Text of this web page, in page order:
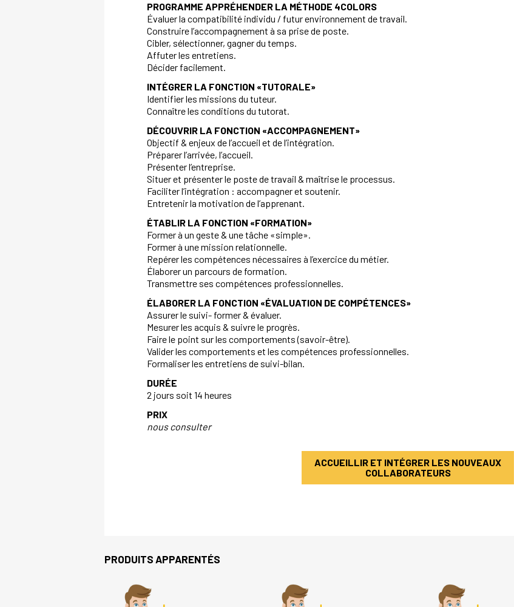
PROGRAMME APPRÉHENDER LA MÉTHODE 4COLORS
Évaluer la compatibilité individu / futur environnement de travail.
Construire l’accompagnement à sa prise de poste.
Cibler, sélectionner, gagner du temps.
Affuter les entretiens.
Décider facilement.
INTÉGRER LA FONCTION «TUTORALE»
Identifier les missions du tuteur.
Connaître les conditions du tutorat.
DÉCOUVRIR LA FONCTION «ACCOMPAGNEMENT»
Objectif & enjeux de l’accueil et de l’intégration.
Préparer l’arrivée, l’accueil.
Présenter l’entreprise.
Situer et présenter le poste de travail & maîtrise le processus.
Faciliter l’intégration : accompagner et soutenir.
Entretenir la motivation de l’apprenant.
ÉTABLIR LA FONCTION «FORMATION»
Former à un geste & une tâche «simple».
Former à une mission relationnelle.
Repérer les compétences nécessaires à l’exercice du métier.
Élaborer un parcours de formation.
Transmettre ses compétences professionnelles.
ÉLABORER LA FONCTION «ÉVALUATION DE COMPÉTENCES»
Assurer le suivi- former & évaluer.
Mesurer les acquis & suivre le progrès.
Faire le point sur les comportements (savoir-être).
Valider les comportements et les compétences professionnelles.
Formaliser les entretiens de suivi-bilan.
DURÉE
2 jours soit 14 heures
PRIX
nous consulter
ACCUEILLIR ET INTÉGRER LES NOUVEAUX
COLLABORATEURS
PRODUITS APPARENTÉS